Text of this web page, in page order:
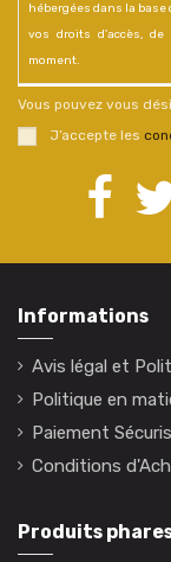
hébergées dans la
vos droits d'accès,
moment.
Vous pouvez vous
J’accepte les
Informations
Avis légal et
Politique en
Paiement
Conditions
Produits